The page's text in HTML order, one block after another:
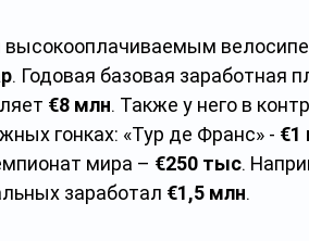
. Годовая базовая заработная
€8 млн. Также у него в
гонках: «Тур де Франс» - €1
мира – €250 тыс.
заработал €1,5 млн.